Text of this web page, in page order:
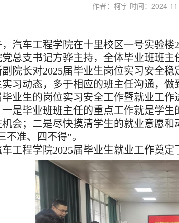
作者：柯宇 时间：2024-
汽车工程学院在十里校区一号实验楼
总支书记方骅主持，全体毕业班班主
院长对2025届毕业生岗位实习安全
习动态，多于相应的班主任沟通，
毕业生的岗位实习安全工作暨就业工作
是毕业班班主任的重点工作就是学
会；二是尽快摸清学生的就业意愿
不准、四不得”。
工程学院2025届毕业生就业工作奠定